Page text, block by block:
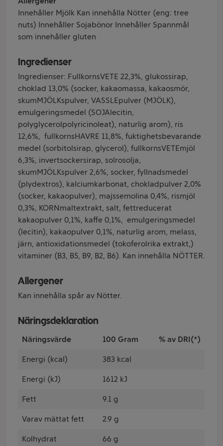
Innehåller Mjölk Kan innehålla Nötter (eng: tree
nuts) Innehåller Sojabönor Innehåller Spannmål
som innehåller gluten
Ingredienser
Ingredienser: FullkornsVETE 22,3%, glukossirap,
choklad 13,0% (socker, kakaomassa, kakaosmör,
skumMJÖLKspulver, VASSLEpulver (MJÖLK),
emulgeringsmedel (SOJAlecitin,
polyglycerolpolyricinoleat), naturlig arom), ris
12,6%, fullkornsHAVRE 11,8%, fuktighetsbevarande
medel (sorbitolsirap, glycerol), fullkornsVETEmjöl
6,3%, invertsockersirap, solrosolja,
skumMJÖLKspulver 2,6%, socker, fyllnadsmedel
(plydextros), kalciumkarbonat, chokladpulver 2,0%
(socker, kakaopulver), majssemolina 0,4%, rismjöl
0,3%, KORNmaltextrakt, salt, fettreducerat
kakaopulver 0,1%, kaffe 0,1%, emulgeringsmedel
(lecitin), kakaopulver 0,1%, naturlig arom, melass,
järn, antioxidationsmedel (tokoferolrika extrakt,)
vitaminer (B3, B5, B9, B2, B6). Kan innehålla NÖTTER.
Allergener
Kan innehålla spår av Nötter.
Näringsdeklaration
Näringsvärde 100 Gram % av DRI(*)
Energi (kcal) 383 kcal
Energi (kJ) 1612 kJ
Fett 9.1 g
Varav mättat fett 2.9 g
Kolhydrat 66 g